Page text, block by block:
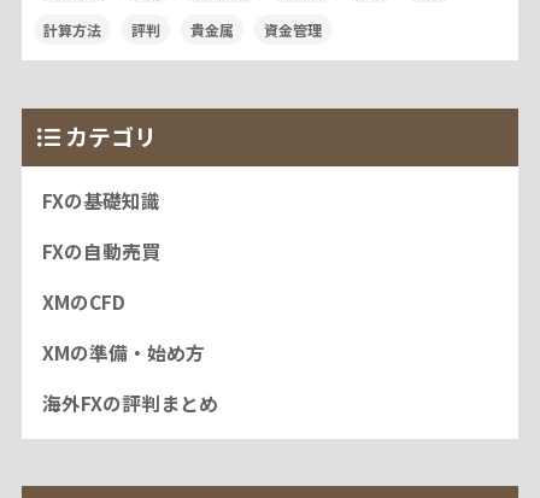
計算方法 評判 貴金属 資金管理
カテゴリ
FXの基礎知識
FXの自動売買
XMのCFD
XMの準備・始め方
海外FXの評判まとめ